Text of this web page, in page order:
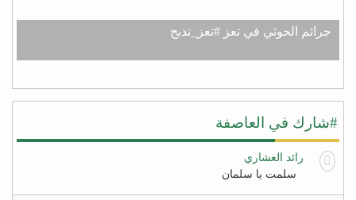
جرائم الحوثي في تعز #تعز_تذبح
#شارك في العاصفة
رائد العشاري
سلمت يا سلمان